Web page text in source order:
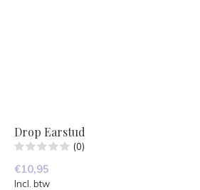
Drop Earstud
(0)
€10,95
Incl. btw